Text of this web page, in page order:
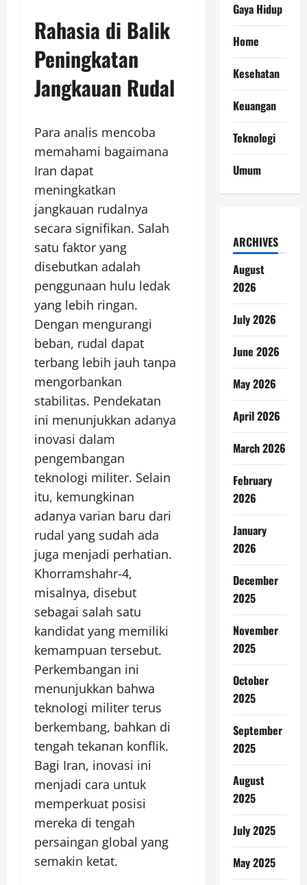
Rahasia di Balik
Peningkatan
Jangkauan Rudal
Para analis mencoba
memahami bagaimana
Iran dapat
meningkatkan
jangkauan rudalnya
secara signifikan. Salah
satu faktor yang
disebutkan adalah
penggunaan hulu ledak
yang lebih ringan.
Dengan mengurangi
beban, rudal dapat
terbang lebih jauh tanpa
mengorbankan
stabilitas. Pendekatan
ini menunjukkan adanya
inovasi dalam
pengembangan
teknologi militer. Selain
itu, kemungkinan
adanya varian baru dari
rudal yang sudah ada
juga menjadi perhatian.
Khorramshahr-4,
misalnya, disebut
sebagai salah satu
kandidat yang memiliki
kemampuan tersebut.
Perkembangan ini
menunjukkan bahwa
teknologi militer terus
berkembang, bahkan di
tengah tekanan konflik.
Bagi Iran, inovasi ini
menjadi cara untuk
memperkuat posisi
mereka di tengah
persaingan global yang
semakin ketat.
Gaya Hidup
Home
Kesehatan
Keuangan
Teknologi
Umum
ARCHIVES
August
2026
July 2026
June 2026
May 2026
April 2026
March 2026
February
2026
January
2026
December
2025
November
2025
October
2025
September
2025
August
2025
July 2025
May 2025